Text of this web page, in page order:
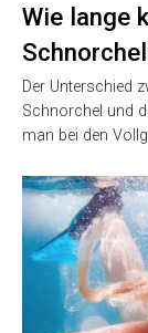
Wie lange
Der Unterschied
Schnorchel und
man bei den